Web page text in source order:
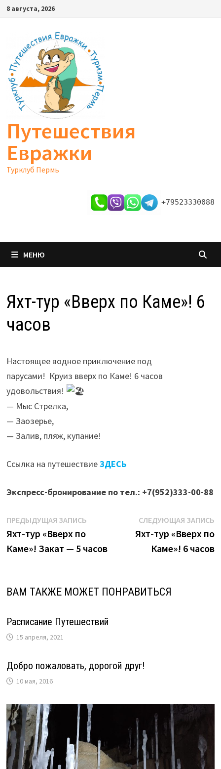
Перейти
содержимому
8 августа, 2026
Путешествия
Евражки
Турклуб Пермь
+79523330088
МЕНЮ
Яхт-тур «Вверх по Каме»! 6
часов
Настоящее водное приключение под
парусами! Круиз вверх по Каме! 6 часов
удовольствия!
— Мыс Стрелка,
— Заозерье,
— Залив, пляж, купание!
Ссылка на путешествиеЗДЕСЬ
Экспресс-бронирование по тел.: +7(952)333-00-88
Навигация
по
ПРЕДЫДУЩАЯ ЗАПИСЬПредыдущая
Яхт-тур «Вверх по
Каме»! Закат — 5 часов
СЛЕДУЮЩАЯ ЗАПИСЬ
Яхт-тур «Вверх по
Каме»! 6 часов
ВАМ ТАКЖЕ МОЖЕТ ПОНРАВИТЬСЯ
Расписание Путешествий
15 апреля, 2021
Добро пожаловать, дорогой друг!
10 мая, 2016